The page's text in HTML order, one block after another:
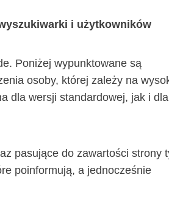
i użytkowników
Poniżej wypunktowane są
osoby, której zależy na
dla wersji standardowej, jak i
pasujące do zawartości strony
poinformują, a jednocześnie